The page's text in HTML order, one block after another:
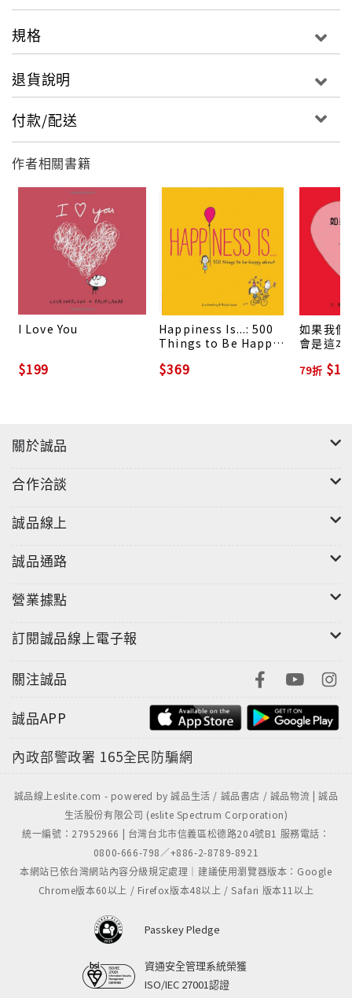
we care—on Mother's Day, their birthday, or any
reasons to treasure those only-with-Mom
learning a new recipe, building a tree fort, taking
a long walk together, sharing inside jokes, or just
getting a big hug. Featuring the brand's
signature sweet illustrations and friendly tone,
these books celebrate all the personal
moments, big and small, that we love to share
with Mom.
規格
退貨說明
付款/配送
作者相關書籍
I Love You
$199
Happiness Is...: 500
Things to Be Happy
$369
如果我們
會是這本
79折
關於誠品
合作洽談
誠品線上
誠品通路
營業據點
訂閱誠品線上電子報
關注誠品
誠品APP
內政部警政署 165全民防騙網
誠品線上eslite.com - powered by 誠品生活 / 誠品書店 / 誠品物流 | 誠品
生活股份有限公司 (eslite Spectrum Corporation)
統一編號：27952966 | 台灣台北市信義區松德路204號B1 服務電話：
0800-666-798／+886-2-8789-8921
本網站已依台灣網站內容分級規定處理｜建議使用瀏覽器版本：Google
Chrome版本60以上 / Firefox版本48以上 / Safari 版本11以上
Passkey Pledge
資通安全管理系統榮獲
ISO/IEC 27001認證